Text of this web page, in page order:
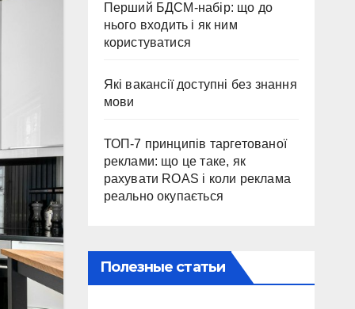
Перший БДСМ-набір: що до
нього входить і як ним
користуватися
Які вакансії доступні без знання
мови
ТОП-7 принципів таргетованої
реклами: що це таке, як
рахувати ROAS і коли реклама
реально окупається
Полезные статьи